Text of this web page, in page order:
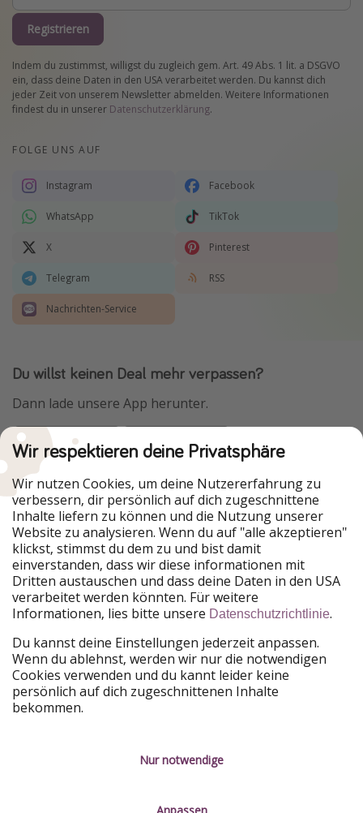
Registrieren
Indem du zustimmst, willigst du zugleich gem. Art. 49 Abs. 1 lit. a DSGVO
ein, dass deine Daten in den USA verarbeitet werden. Du kannst dich
jeder Zeit von unserem Newsletter abmelden. Weitere Informationen
findest du in unserer Datenschutzerklärung.
FOLGE UNS AUF
Instagram Facebook
WhatsApp TikTok
X Pinterest
Telegram RSS
Nachrichten-Service
Du willst keinen Deal mehr verpassen?
Dann lade unsere App herunter.
Urlaubspiraten ist Teil der HolidayPirates Group
Unsere Märkte
PiratinViaggio
HolidayPirates
VakantiePiraten
WakacyjniPiraci
VoyagesPirates
Ferienpiraten
Urlaubspiraten
ViajerosPiratas
TravelPirates
HolidayPirates Group
Lerne uns kennen
Über uns
Rechtliches
Wir respektieren deine Privatsphäre
Wir nutzen Cookies, um deine Nutzererfahrung zu
verbessern, dir persönlich auf dich zugeschnittene
Inhalte liefern zu können und die Nutzung unserer
Website zu analysieren. Wenn du auf "alle akzeptieren"
klickst, stimmst du dem zu und bist damit
einverstanden, dass wir diese informationen mit
Dritten austauschen und dass deine Daten in den USA
verarbeitet werden könnten. Für weitere
Informationen, lies bitte unsere Datenschutzrichtlinie.
Du kannst deine Einstellungen jederzeit anpassen.
Wenn du ablehnst, werden wir nur die notwendigen
Cookies verwenden und du kannt leider keine
persönlich auf dich zugeschnittenen Inhalte
bekommen.
Nur notwendige